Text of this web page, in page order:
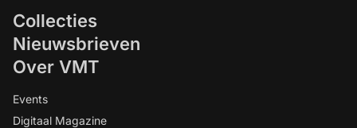
Collecties
Nieuwsbrieven
Over VMT
Events
Digitaal Magazine